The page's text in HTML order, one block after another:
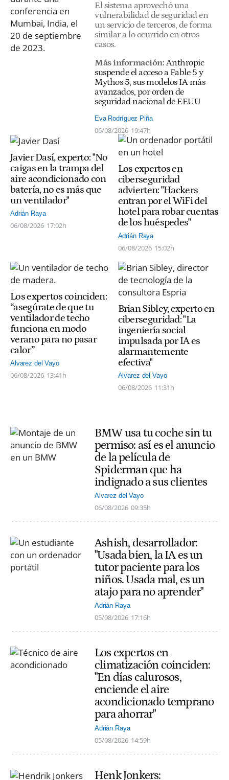
El sistema aprovechó una
vulnerabilidad de seguridad en
un servicio de terceros, de forma
similar a lo ocurrido en otros
casos.
Más información: Anthropic
suspende el acceso a Fable 5 y
Mythos 5, sus modelos IA más
avanzados, por orden de
seguridad nacional de EEUU
Eva Rodríguez Piña
06/08/2026 19:47h
Javier Dasí, experto: "No
caigas en la trampa del
aire acondicionado con
batería, no es más que
un ventilador"
Adrián Raya
06/08/2026 17:02h
Los expertos en
ciberseguridad
advierten: "Hackers
entran por el WiFi del
hotel para robar cuentas
de los huéspedes"
Adrián Raya
06/08/2026 15:02h
Los expertos coinciden:
“asegúrate de que tu
ventilador de techo
funciona en modo
verano para no pasar
calor”
Alvarez del Vayo
06/08/2026 13:41h
Brian Sibley, experto en
ciberseguridad: "La
ingeniería social
impulsada por IA es
alarmantemente
efectiva"
Alvarez del Vayo
06/08/2026 11:31h
BMW usa tu coche sin tu
permiso: así es el anuncio
de la película de
Spiderman que ha
indignado a sus clientes
Alvarez del Vayo
06/08/2026 09:35h
Ashish, desarrollador:
"Usada bien, la IA es un
tutor paciente para los
niños. Usada mal, es un
atajo para no aprender"
Adrián Raya
05/08/2026 17:16h
Los expertos en
climatización coinciden:
"En días calurosos,
enciende el aire
acondicionado temprano
para ahorrar"
Adrián Raya
05/08/2026 14:59h
Henk Jonkers: